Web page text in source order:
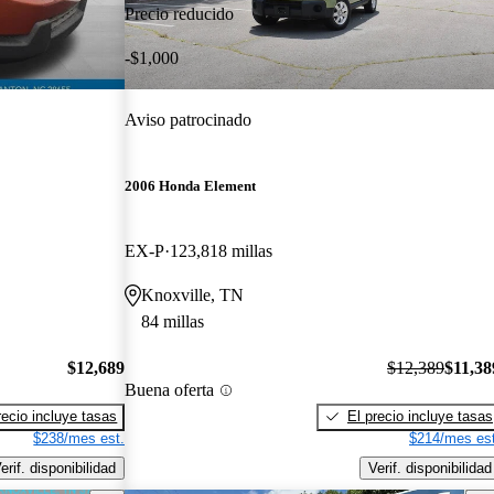
$12,689
incluye tasas
$238/mes est.
disponibilidad
Precio reducido
-$1,000
Aviso patrocinado
2006 Honda Element
EX-P 123,818 millas
Knoxville, TN
84 millas
Buena oferta
$12,389
El precio incluye tasas
$214/mes
Verif. disponibilidad